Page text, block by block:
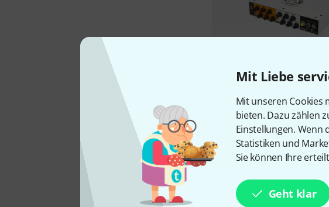
Mit Liebe
Mit unseren Cookies
bieten. Dazu zählen
Einstellungen. Wenn
Statistiken und
Sie können Ihre
Geht klar